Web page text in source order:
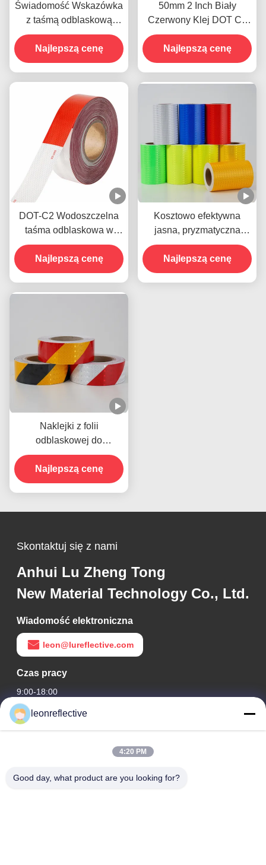
Świadomość Wskazówka
z taśmą odblaskową
Biokolorowa Czarna I
Żółta
Najlepszą cenę
50mm 2 Inch Biały
Czerwony Klej DOT C2
Odblaskowa taśma
bezpieczeństwa naklejki
na ciężarówce dla
Najlepszą cenę
DOT-C2 Wodoszczelna
taśma odblaskowa w
kolorze czerwonym i
białym
Najlepszą cenę
Kosztowo efektywna
jasna, pryzmatyczna
taśma odblaskowa z
pączkami miodnymi
Najlepszą cenę
Naklejki z folii
odblaskowej do
kryształowej siatki,
samoprzylepne, kratowe,
odblaskowe winylowe do
Najlepszą cenę
Skontaktuj się z nami
Anhui Lu Zheng Tong
New Material Technology Co., Ltd.
Wiadomość elektroniczna
leon@lureflective.com
Czas pracy
9:00-18:00
Nasz adres
2 piętro, budynek D2, Huayi Science and Technology Park,
leonreflective
4:20 PM
Good day, what product are you looking for?